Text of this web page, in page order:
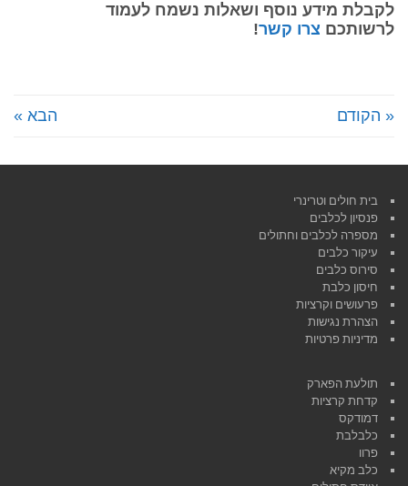
לקבלת מידע נוסף ושאלות נשמח לעמוד
לרשותכם צרו קשר!
« הקודם הבא »
בית חולים וטרינרי
פנסיון לכלבים
מספרה לכלבים וחתולים
עיקור כלבים
סירוס כלבים
חיסון כלבת
פרעושים וקרציות
הצהרת נגישות
מדיניות פרטיות
תולעת הפארק
קדחת קרציות
דמודקס
כלבלבת
פרוו
כלב מקיא